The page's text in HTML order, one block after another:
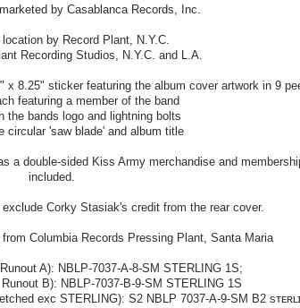
by Casablanca Records, Inc.
location by Record Plant, N.Y.C.
Recording Studios, N.Y.C. and L.A.
8.25" sticker featuring the album cover artwork in 9
featuring a member of the band
the bands logo and lightning bolts
circular 'saw blade' and album title
a double-sided Kiss Army merchandise and
included.
Corky Stasiak's credit from the rear cover.
Columbia Records Pressing Plant, Santa Maria
A): NBLP-7037-A-8-SM STERLING 1S;
B): NBLP-7037-B-9-SM STERLING 1S
exc STERLING): S2 NBLP 7037-A-9-SM B2